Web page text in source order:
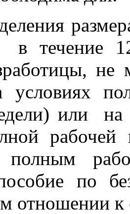
в течение
не
условиях
или
на
рабочей
полным
по
отношении к